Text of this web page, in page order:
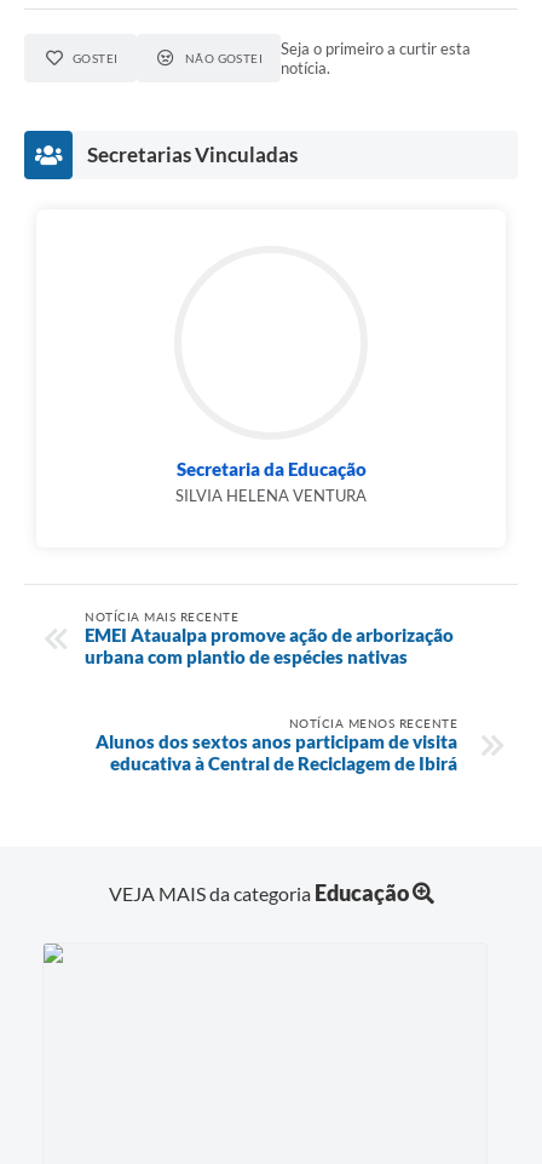
GOSTEI NÃO GOSTEI
Seja o primeiro a curtir esta
notícia.
Secretarias Vinculadas
Secretaria da Educação
SILVIA HELENA VENTURA
NOTÍCIA MAIS RECENTE
EMEI Ataualpa promove ação de arborização
urbana com plantio de espécies nativas
NOTÍCIA MENOS RECENTE
Alunos dos sextos anos participam de visita
educativa à Central de Reciclagem de Ibirá
VEJA MAIS da categoria Educação